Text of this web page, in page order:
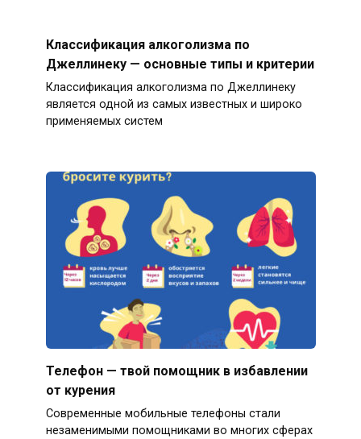
Классификация алкоголизма по
Джеллинеку — основные типы и критерии
Классификация алкоголизма по Джеллинеку
является одной из самых известных и широко
применяемых систем
Телефон — твой помощник в избавлении
от курения
Современные мобильные телефоны стали
незаменимыми помощниками во многих сферах